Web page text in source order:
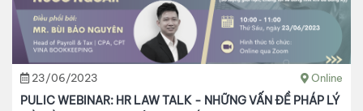
23/06/2023 Online
PULIC WEBINAR: HR LAW TALK - NHỮNG VẤN ĐỀ PHÁP LÝ